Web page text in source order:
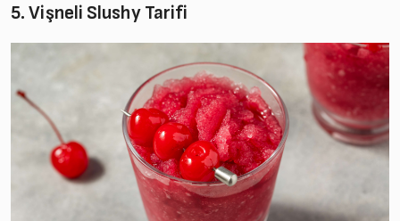
5. Vişneli Slushy Tarifi